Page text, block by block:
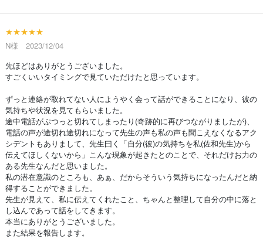
★★★★★
N様 2023/12/04
先ほどはありがとうございました。
すごくいいタイミングで見ていただけたと思っています。
ずっと連絡が取れてない人にようやく会って話ができることになり、彼の
気持ちや状況を見てもらいました。
途中電話がぷつっと切れてしまったり(奇跡的に再びつながりましたが)、
電話の声が途切れ途切れになって先生の声も私の声も聞こえなくなるアク
シデントもありまして、先生曰く「自分(彼)の気持ちを私(佐和先生)から
伝えてほしくないから」こんな現象が起きたとのことで、それだけお力の
ある先生なんだと思いました。
私の潜在意識のところも、あぁ、だからそういう気持ちになったんだと納
得することができました。
先生が見えて、私に伝えてくれたこと、ちゃんと整理して自分の中に落と
し込んであって話をしてきます。
本当にありがとうございました。
また結果を報告します。